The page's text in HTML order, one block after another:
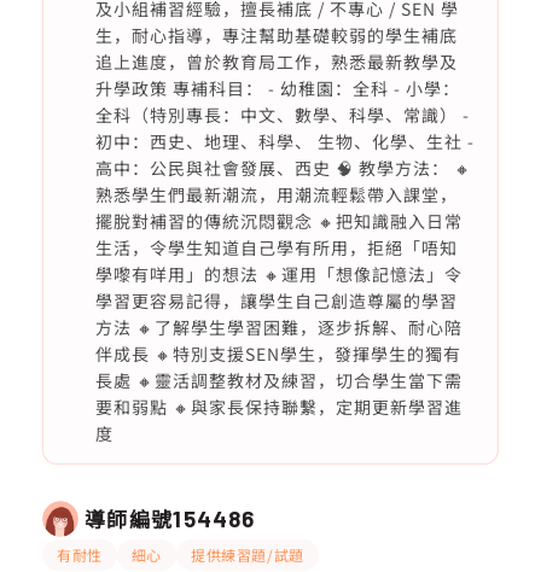
及小組補習經驗，擅長補底 / 不專心 / SEN 學
生，耐心指導，專注幫助基礎較弱的學生補底
追上進度，曾於教育局工作，熟悉最新教學及
升學政策 專補科目： - 幼稚園：全科 - 小學：
全科（特別專長：中文、數學、科學、常識） -
初中：西史、地理、科學、 生物、化學、生社 -
高中：公民與社會發展、西史 🧠 教學方法： 🔸
熟悉學生們最新潮流，用潮流輕鬆帶入課堂，
擺脫對補習的傳統沉悶觀念 🔸把知識融入日常
生活，令學生知道自己學有所用，拒絕「唔知
學嚟有咩用」的想法 🔸運用「想像記憶法」令
學習更容易記得，讓學生自己創造尊屬的學習
方法 🔸了解學生學習困難，逐步拆解、耐心陪
伴成長 🔸特別支援SEN學生，發揮學生的獨有
長處 🔸靈活調整教材及練習，切合學生當下需
要和弱點 🔸與家長保持聯繫，定期更新學習進
度
導師編號154486
有耐性 細心 提供練習題/試題